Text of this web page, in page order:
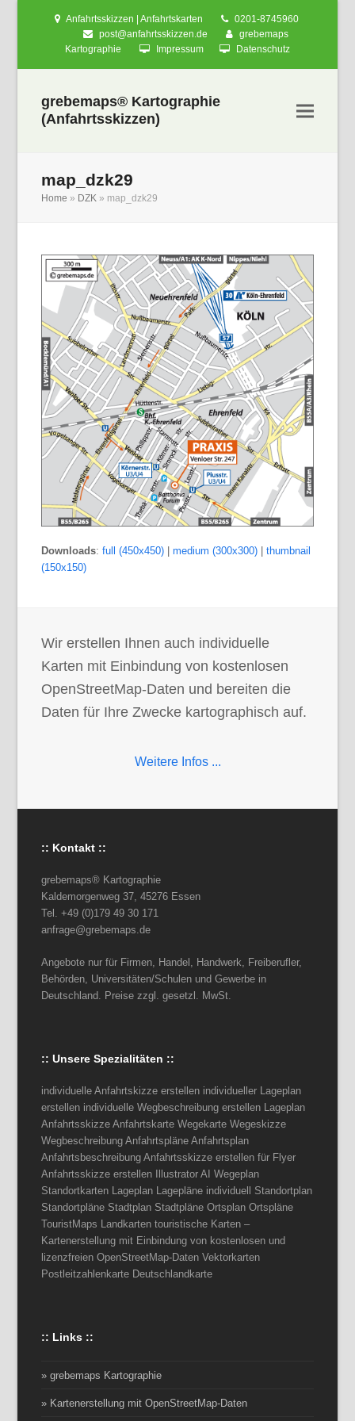
Anfahrtsskizzen | Anfahrtskarten
0201-8745960
post@anfahrtsskizzen.de
grebemaps
Kartographie
Impressum Datenschutz
grebemaps® Kartographie
(Anfahrtsskizzen)
map_dzk29
Home » DZK » map_dzk29
Downloads:full (450x450) |medium (300x300) |thumbnail
(150x150)
Wir erstellen Ihnen auch individuelle
Karten mit Einbindung von kostenlosen
OpenStreetMap-Daten und bereiten die
Daten für Ihre Zwecke kartographisch auf.
Weitere Infos ...
:: Kontakt ::
grebemaps® Kartographie
Kaldemorgenweg 37, 45276 Essen
Tel. +49 (0)179 49 30 171
anfrage@grebemaps.de
Angebote nur für Firmen, Handel, Handwerk, Freiberufler,
Behörden, Universitäten/Schulen und Gewerbe in
Deutschland. Preise zzgl. gesetzl. MwSt.
:: Unsere Spezialitäten ::
individuelle Anfahrtskizze erstellen individueller Lageplan
erstellen individuelle Wegbeschreibung erstellen Lageplan
Anfahrtsskizze Anfahrtskarte Wegekarte Wegeskizze
Wegbeschreibung Anfahrtspläne Anfahrtsplan
Anfahrtsbeschreibung Anfahrtsskizze erstellen für Flyer
Anfahrtsskizze erstellen Illustrator AI Wegeplan
Standortkarten Lageplan Lagepläne individuell Standortplan
Standortpläne Stadtplan Stadtpläne Ortsplan Ortspläne
TouristMaps Landkarten touristische Karten –
Kartenerstellung mit Einbindung von kostenlosen und
lizenzfreien OpenStreetMap-Daten Vektorkarten
Postleitzahlenkarte Deutschlandkarte
:: Links ::
» grebemaps Kartographie
» Kartenerstellung mit OpenStreetMap-Daten